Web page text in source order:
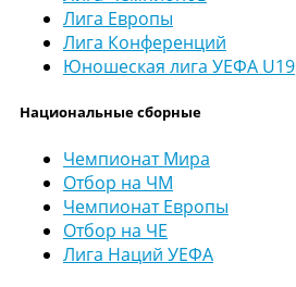
Лига Европы
Лига Конференций
Юношеская лига УЕФА U19
Национальные сборные
Чемпионат Мира
Отбор на ЧМ
Чемпионат Европы
Отбор на ЧЕ
Лига Наций УЕФА